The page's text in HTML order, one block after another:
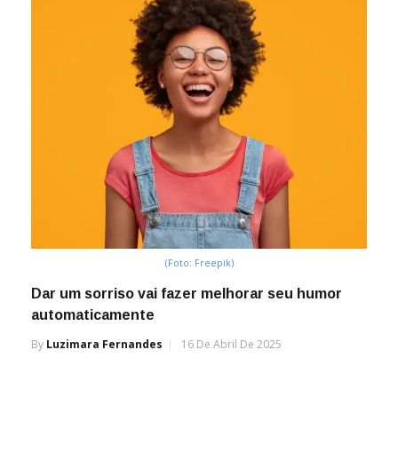
(Foto: Freepik)
Dar um sorriso vai fazer melhorar seu humor
automaticamente
By Luzimara Fernandes 16 De Abril De 2025